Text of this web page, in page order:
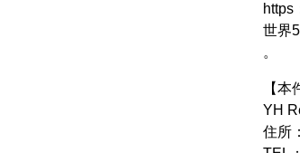
https
世界
。
【
YH
住所